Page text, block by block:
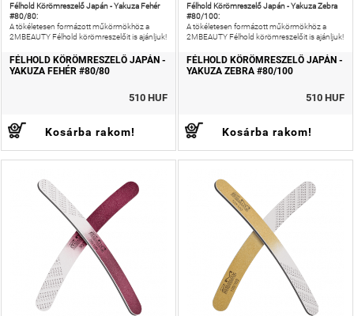
Félhold Körömreszelő Japán - Yakuza Fehér
#80/80:
A tökéletesen formázott műkörmökhöz a
2MBEAUTY Félhold körömreszelőit is ajánljuk!
FÉLHOLD KÖRÖMRESZELŐ JAPÁN -
YAKUZA FEHÉR #80/80
510 HUF
Kosárba rakom!
Félhold Körömreszelő Japán - Yakuza Zebra
#80/100:
A tökéletesen formázott műkörmökhöz a
2MBEAUTY Félhold körömreszelőit is ajánljuk!
FÉLHOLD KÖRÖMRESZELŐ JAPÁN -
YAKUZA ZEBRA #80/100
510 HUF
Kosárba rakom!